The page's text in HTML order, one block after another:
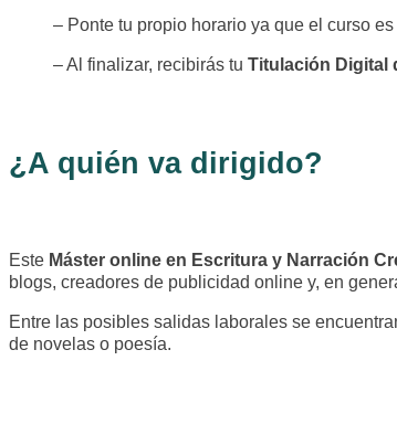
– Ponte tu propio horario ya que el curso
– Al finalizar, recibirás tu Titulación Digital
¿A quién va dirigido?
Este Máster online en Escritura y Narración
blogs, creadores de publicidad online y, en
Entre las posibles salidas laborales se
de novelas o poesía.